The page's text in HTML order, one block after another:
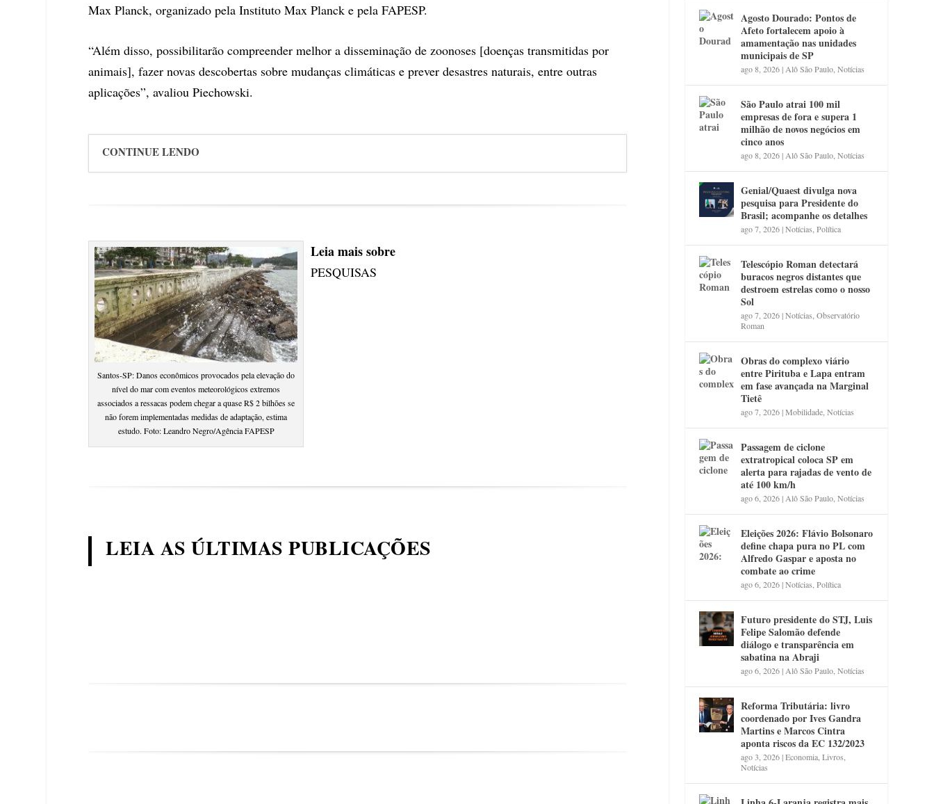
Max Planck, organizado pela Instituto Max Planck e pela FAPESP.
“Além disso, possibilitarão compreender melhor a disseminação de zoonoses [doenças transmitidas por
animais], fazer novas descobertas sobre mudanças climáticas e prever desastres naturais, entre outras
aplicações”, avaliou Piechowski.
CONTINUE LENDO
Santos-SP: Danos econômicos provocados pela elevação do
nível do mar com eventos meteorológicos extremos
associados a ressacas podem chegar a quase R$ 2 bilhões se
não forem implementadas medidas de adaptação, estima
estudo. Foto: Leandro Negro/Agência FAPESP
Leia mais sobre
PESQUISAS
LEIA AS ÚLTIMAS PUBLICAÇÕES
Agosto Dourado: Pontos de
Afeto fortalecem apoio à
amamentação nas unidades
municipais de SP
ago 8, 2026| Alô São Paulo ,Notícias
São Paulo atrai 100 mil
empresas de fora e supera 1
milhão de novos negócios em
cinco anos
ago 8, 2026| Alô São Paulo ,Notícias
Genial/Quaest divulga nova
pesquisa para Presidente do
Brasil; acompanhe os detalhes
ago 7, 2026|Notícias ,Política
Telescópio Roman detectará
buracos negros distantes que
destroem estrelas como o nosso
Sol
ago 7, 2026|Notícias ,Observatório
Roman
Obras do complexo viário
entre Pirituba e Lapa entram
em fase avançada na Marginal
Tietê
ago 7, 2026|Mobilidade ,Notícias
Passagem de ciclone
extratropical coloca SP em
alerta para rajadas de vento de
até 100 km/h
ago 6, 2026| Alô São Paulo ,Notícias
Eleições 2026: Flávio Bolsonaro
define chapa pura no PL com
Alfredo Gaspar e aposta no
combate ao crime
ago 6, 2026|Notícias ,Política
Futuro presidente do STJ, Luis
Felipe Salomão defende
diálogo e transparência em
sabatina na Abraji
ago 6, 2026| Alô São Paulo ,Notícias
Reforma Tributária: livro
coordenado por Ives Gandra
Martins e Marcos Cintra
aponta riscos da EC 132/2023
ago 3, 2026|Economia ,Livros
Notícias